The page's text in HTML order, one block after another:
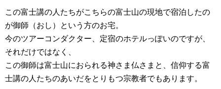
この富士講の人たちがこちらの富士山の現地で宿泊したの
が御師（おし）という方のお宅。
今のツアーコンダクター、定宿のホテルっぽいのですが、
それだけではなく、
この御師は富士山におられる神さま仏さまと、信仰する富
士講の人たちのあいだをとりもつ宗教者でもあります。